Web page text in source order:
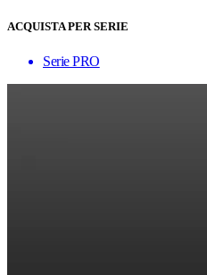
ACQUISTA PER SERIE
Serie PRO